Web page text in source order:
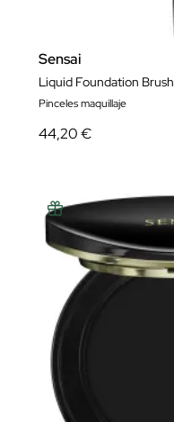
Sensai
Liquid Foundation Brush
Pinceles maquillaje
44,20 €